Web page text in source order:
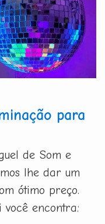
para
de Som e
lhe dar um
ótimo preço.
você encontra: